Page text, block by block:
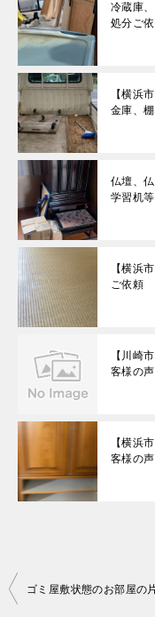
冷蔵庫
処分ご
【横浜
金庫、
仏壇、
学習机
【横浜
ご依頼
【川崎
客様の声
【横浜
客様の声
投